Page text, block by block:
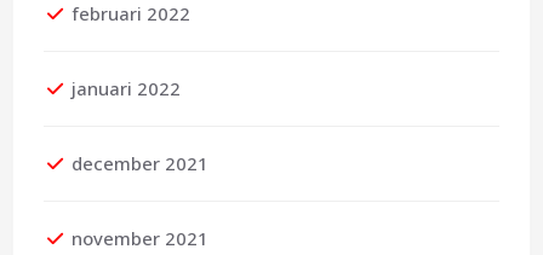
februari 2022
januari 2022
december 2021
november 2021